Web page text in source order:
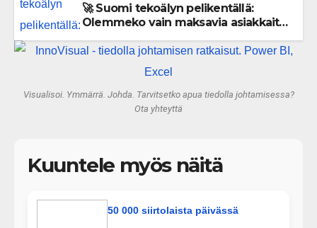
🚀 Suomi tekoälyn pelikentällä:
Olemmeko vain maksavia asiakkaita
gigatehtaan?
Visualisoi. Ymmärrä. Johda. Tarvitsetko apua tiedolla johtamisessa?
Ota yhteyttä
Kuuntele myös näitä
50 000 siirtolaista päivässä